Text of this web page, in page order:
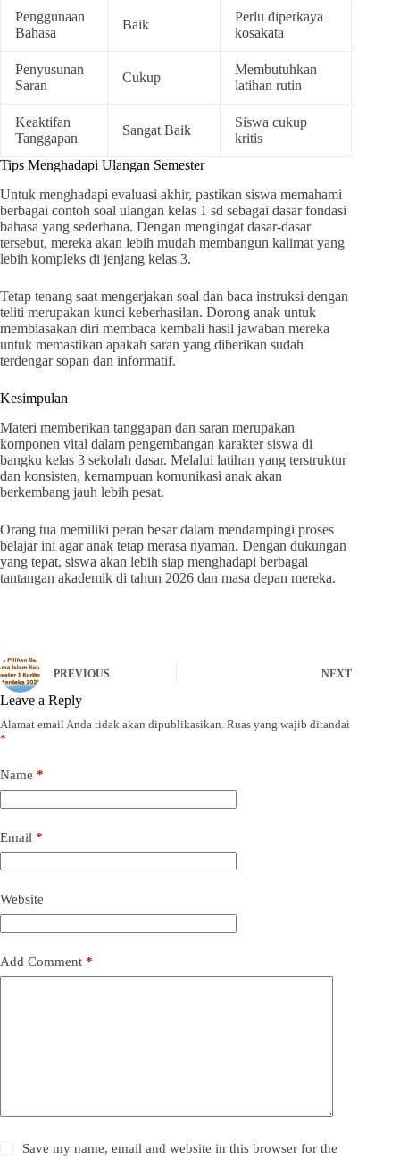
Penggunaan
Bahasa
Baik
Perlu diperkaya
kosakata
Penyusunan
Saran
Cukup
Membutuhkan
latihan rutin
Keaktifan
Tanggapan
Sangat Baik
Siswa cukup
kritis
Tips Menghadapi Ulangan Semester
Untuk menghadapi evaluasi akhir, pastikan siswa memahami
berbagai contoh soal ulangan kelas 1 sd sebagai dasar fondasi
bahasa yang sederhana. Dengan mengingat dasar-dasar
tersebut, mereka akan lebih mudah membangun kalimat yang
lebih kompleks di jenjang kelas 3.
Tetap tenang saat mengerjakan soal dan baca instruksi dengan
teliti merupakan kunci keberhasilan. Dorong anak untuk
membiasakan diri membaca kembali hasil jawaban mereka
untuk memastikan apakah saran yang diberikan sudah
terdengar sopan dan informatif.
Kesimpulan
Materi memberikan tanggapan dan saran merupakan
komponen vital dalam pengembangan karakter siswa di
bangku kelas 3 sekolah dasar. Melalui latihan yang terstruktur
dan konsisten, kemampuan komunikasi anak akan
berkembang jauh lebih pesat.
Orang tua memiliki peran besar dalam mendampingi proses
belajar ini agar anak tetap merasa nyaman. Dengan dukungan
yang tepat, siswa akan lebih siap menghadapi berbagai
tantangan akademik di tahun 2026 dan masa depan mereka.
PREVIOUS NEXT
Leave a Reply
Alamat email Anda tidak akan dipublikasikan. Ruas yang wajib ditandai
*
Name *
Email *
Website
Add Comment *
Save my name, email and website in this browser for the